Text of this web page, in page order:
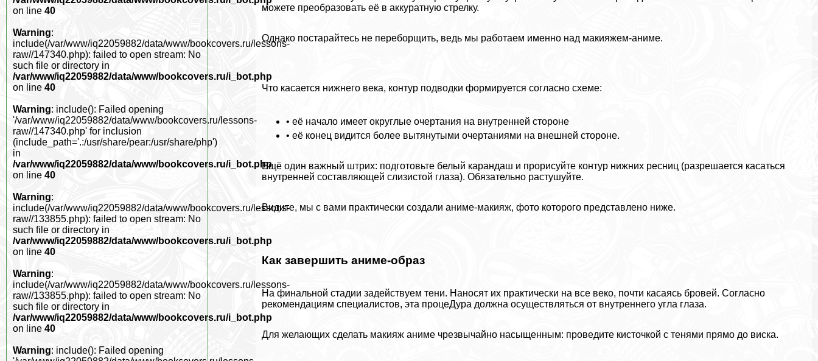
можете преобразовать её в аккуратную стрелку.
Однако постарайтесь не переборщить, ведь мы работаем именно над макияжем-аниме.
Что касается нижнего века, контур подводки формируется согласно схеме:
• её начало имеет округлые очертания на внутренней стороне
• её конец видится более вытянутыми очертаниями на внешней стороне.
Ещё один важный штрих: подготовьте белый карандаш и прорисуйте контур нижних ресниц (разрешается касаться
внутренней составляющей слизистой глаза). Обязательно растушуйте.
Видите, мы с вами пpaктически создали аниме-макияж, фото которого представлено ниже.
Как завершить аниме-образ
На финальной стадии задействуем тени. Наносят их пpaктически на все веко, почти касаясь бровей. Согласно
рекомендациям специалистов, эта процеДypa должна осуществляться от внутреннего угла глаза.
Для желающих сделать макияж аниме чрезвычайно насыщенным: проведите кисточкой с тенями прямо до виска.
on line 40
Warning:
include(/var/www/iq22059882/data/www/bookcovers.ru/lessons-
raw//147340.php): failed to open stream: No
such file or directory in
/var/www/iq22059882/data/www/bookcovers.ru/i_bot.php
on line 40
Warning: include(): Failed opening
'/var/www/iq22059882/data/www/bookcovers.ru/lessons-
raw//147340.php' for inclusion
(include_path='.:/usr/share/pear:/usr/share/php')
in
/var/www/iq22059882/data/www/bookcovers.ru/i_bot.php
on line 40
Warning:
include(/var/www/iq22059882/data/www/bookcovers.ru/lessons-
raw//133855.php): failed to open stream: No
such file or directory in
/var/www/iq22059882/data/www/bookcovers.ru/i_bot.php
on line 40
Warning:
include(/var/www/iq22059882/data/www/bookcovers.ru/lessons-
raw//133855.php): failed to open stream: No
such file or directory in
/var/www/iq22059882/data/www/bookcovers.ru/i_bot.php
on line 40
Warning: include(): Failed opening